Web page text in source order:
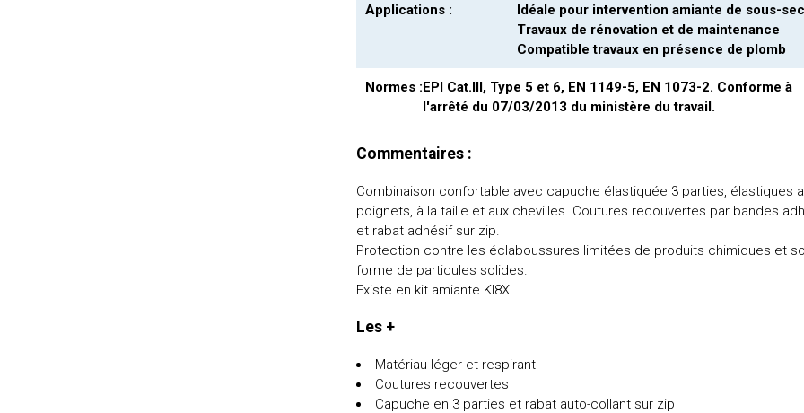
Applications :
Idéale pour intervention amiante de sous-
Travaux de rénovation et de maintenance
Compatible travaux en présence de plomb
Normes : EPI Cat.III, Type 5 et 6, EN 1149-5, EN 1073-2. Conforme à
l'arrêté du 07/03/2013 du ministère du travail.
Commentaires :
Combinaison confortable avec capuche élastiquée 3 parties, élastiques
poignets, à la taille et aux chevilles. Coutures recouvertes par bandes
et rabat adhésif sur zip.
Protection contre les éclaboussures limitées de produits chimiques et
forme de particules solides.
Existe en kit amiante KI8X.
Les +
Matériau léger et respirant
Coutures recouvertes
Capuche en 3 parties et rabat auto-collant sur zip